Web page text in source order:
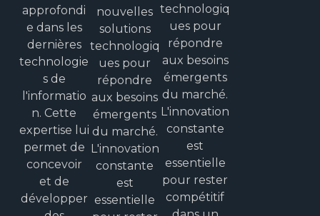
approfondi
e dans les
dernières
technologie
s de
l'informatio
n. Cette
expertise lui
permet de
concevoir
et de
développer
nouvelles
solutions
technologiq
ues pour
répondre
aux besoins
émergents
du marché.
L'innovation
constante
est
essentielle
technologiq
ues pour
répondre
aux besoins
émergents
du marché.
L'innovation
constante
est
essentielle
pour rester
compétitif